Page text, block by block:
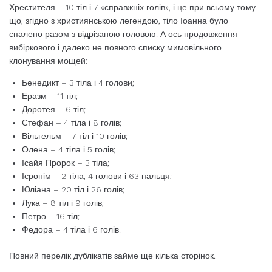
Хрестителя – 10 тіл і 7 «справжніх голів», і це при всьому тому
що, згідно з християнською легендою, тіло Іоанна було
спалено разом з відрізаною головою. А ось продовження
вибіркового і далеко не повного списку мимовільного
клонування мощей:
Бенедикт – 3 тіла і 4 голови;
Еразм – 11 тіл;
Доротея – 6 тіл;
Стефан – 4 тіла і 8 голів;
Вільгельм – 7 тіл і 10 голів;
Олена – 4 тіла і 5 голів;
Ісайя Пророк – 3 тіла;
Ієронім – 2 тіла, 4 голови і 63 пальця;
Юліана – 20 тіл і 26 голів;
Лука – 8 тіл і 9 голів;
Петро – 16 тіл;
Федора – 4 тіла і 6 голів.
Повний перелік дублікатів займе ще кілька сторінок.